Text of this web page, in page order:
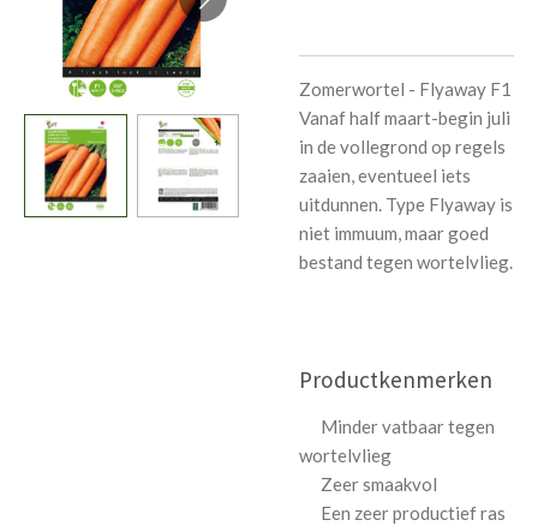
Zomerwortel - Flyaway F1
Vanaf half maart-begin juli
in de vollegrond op regels
zaaien, eventueel iets
uitdunnen. Type Flyaway is
niet immuum, maar goed
bestand tegen wortelvlieg.
Productkenmerken
Minder vatbaar tegen
wortelvlieg
Zeer smaakvol
Een zeer productief ras